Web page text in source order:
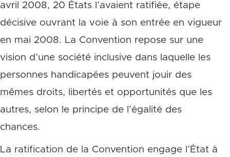
avril 2008, 20 États l’avaient ratifiée, étape
décisive ouvrant la voie à son entrée en vigueur
en mai 2008. La Convention repose sur une
vision d’une société inclusive dans laquelle les
personnes handicapées peuvent jouir des
mêmes droits, libertés et opportunités que les
autres, selon le principe de l’égalité des
chances.
La ratification de la Convention engage l’État à